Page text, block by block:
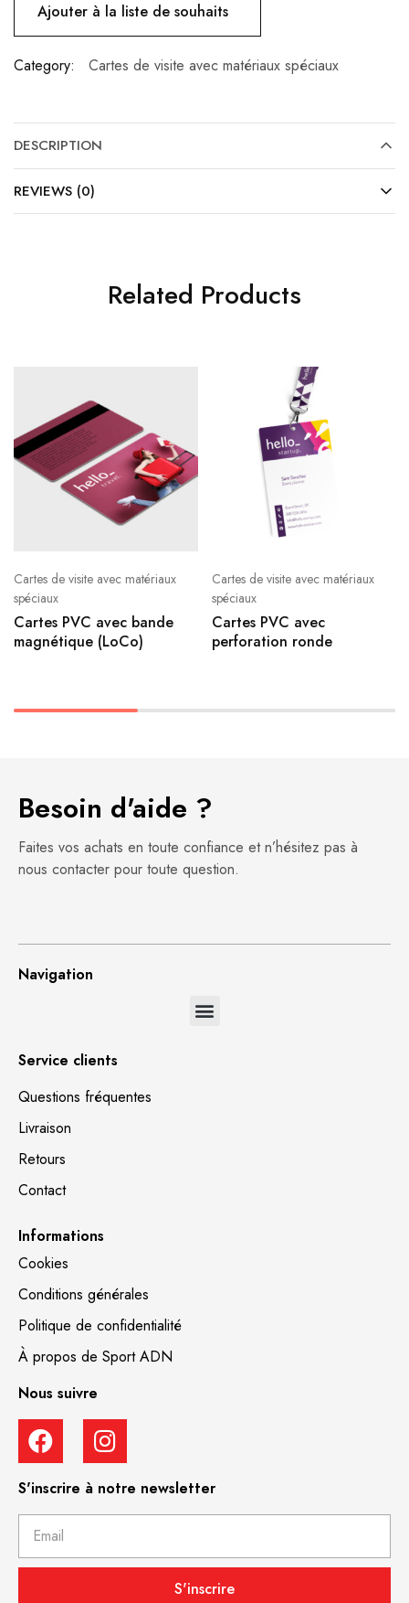
Ajouter à la liste de souhaits
Category: Cartes de visite avec matériaux spéciaux
DESCRIPTION
REVIEWS (0)
Related Products
Cartes de visite avec matériaux
spéciaux
Cartes PVC avec bande
magnétique (LoCo)
Cartes de visite avec matériaux
spéciaux
Cartes PVC avec
perforation ronde
Besoin d'aide ?
Faites vos achats en toute confiance et n’hésitez pas à
nous contacter pour toute question.
Navigation
Service clients
Questions fréquentes
Livraison
Retours
Contact
Informations
Cookies
Conditions générales
Politique de confidentialité
À propos de Sport ADN
Nous suivre
S'inscrire à notre newsletter
S'inscrire